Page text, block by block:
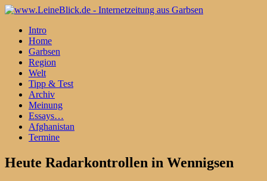
Intro
Home
Garbsen
Region
Welt
Tipp & Test
Archiv
Meinung
Essays…
Afghanistan
Termine
Heute Radarkontrollen in Wennigsen